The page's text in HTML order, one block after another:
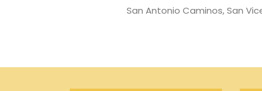
San Antonio Caminos, San